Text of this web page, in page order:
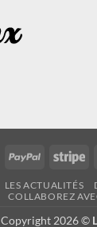
Visa PayPal
LES ACTUALITÉS
COLLABOREZ
Copyright 2026 ©